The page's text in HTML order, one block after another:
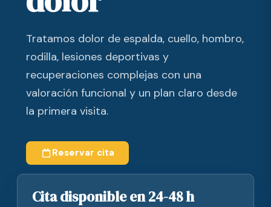
Tratamos dolor de espalda, cuello, hombro,
rodilla, lesiones deportivas y
recuperaciones complejas con una
valoración funcional y un plan claro desde
la primera visita.
Reservar cita
Cita disponible en 24-48 h